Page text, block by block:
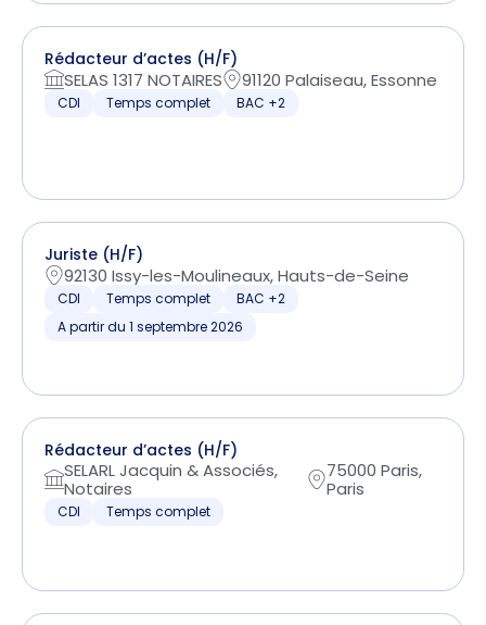
Rédacteur d’actes (H/F)
SELAS 1317 NOTAIRES 91120 Palaiseau, Essonne
CDI Temps complet BAC +2
Juriste (H/F)
92130 Issy-les-Moulineaux, Hauts-de-Seine
CDI Temps complet
BAC +2
A partir du 1 septembre 2026
Rédacteur d’actes (H/F)
SELARL Jacquin & Associés,
Notaires
75000 Paris,
Paris
CDI Temps complet